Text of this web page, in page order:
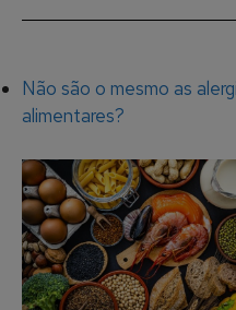
Não são o mesmo as
alimentares?